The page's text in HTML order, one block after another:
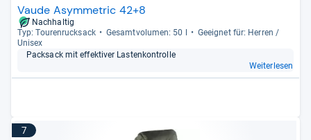
Vaude Asymmetric 42+8
Nachhaltig
Typ: Tou­ren­ruck­sack
Gesamt­vo­lu­men: 50 l
Geeig­net für: Her­ren /
Uni­sex
Pack­sack mit effek­ti­ver Las­ten­kon­trolle
Weiterlesen
7